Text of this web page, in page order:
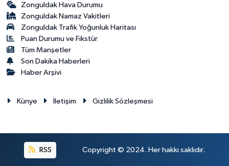
Zonguldak Hava Durumu
Zonguldak Namaz Vakitleri
Zonguldak Trafik Yoğunluk Haritası
Puan Durumu ve Fikstür
Tüm Manşetler
Son Dakika Haberleri
Haber Arşivi
Künye İletişim Gizlilik Sözleşmesi
RSS Copyright © 2024. Her hakkı saklıdır.